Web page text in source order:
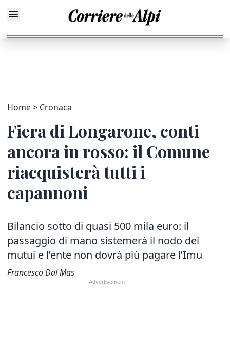
Home Cronaca
Fiera di Longarone, conti
ancora in rosso: il Comune
riacquisterà tutti i
capannoni
Bilancio sotto di quasi 500 mila euro: il
passaggio di mano sistemerà il nodo dei
mutui e l’ente non dovrà più pagare l’Imu
Francesco Dal Mas